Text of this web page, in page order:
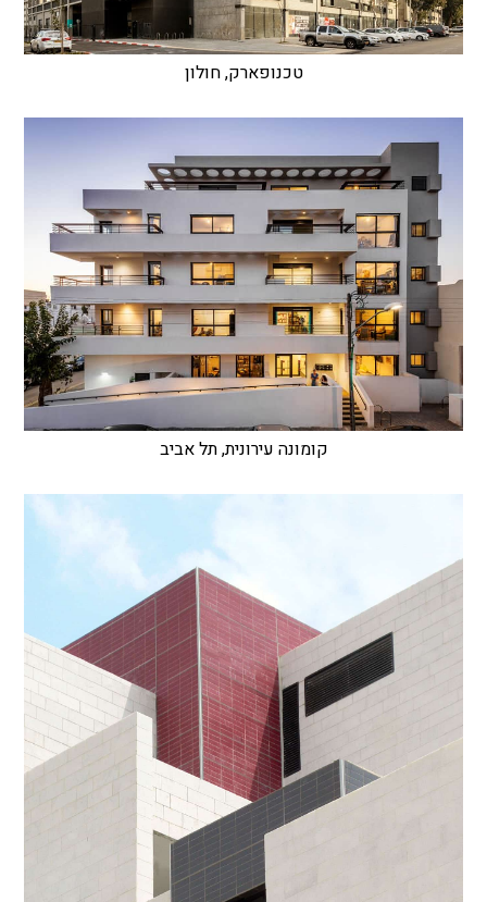
טכנופארק, חולון
קומונה עירונית, תל אביב